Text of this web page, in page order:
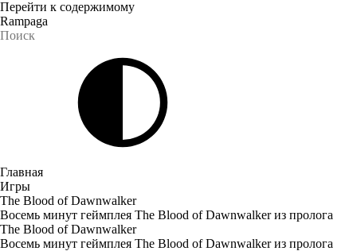
Перейти к содержимому
Rampaga
Главная
Игры
The Blood of Dawnwalker
Восемь минут геймплея The Blood of Dawnwalker из пролога
The Blood of Dawnwalker
Восемь минут геймплея The Blood of Dawnwalker из пролога